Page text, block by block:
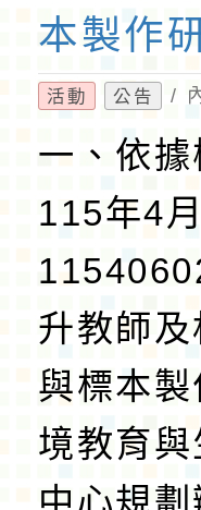
本製作
活動 公告 /
一、依
115年4
升教師
與標本
境教育
中心規